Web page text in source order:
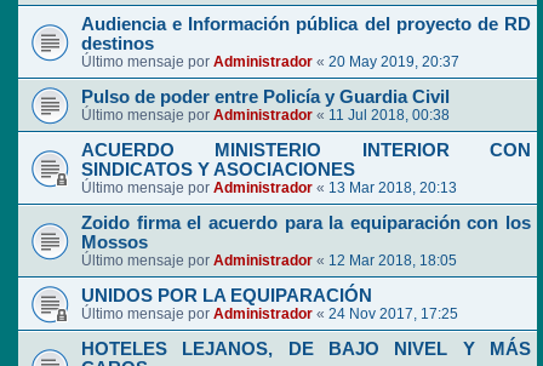
Audiencia e Información pública del proyecto de RD
destinos
Último mensaje por Administrador « 20 May 2019, 20:37
Pulso de poder entre Policía y Guardia Civil
Último mensaje por Administrador « 11 Jul 2018, 00:38
ACUERDO MINISTERIO INTERIOR CON
SINDICATOS Y ASOCIACIONES
Último mensaje por Administrador « 13 Mar 2018, 20:13
Zoido firma el acuerdo para la equiparación con los
Mossos
Último mensaje por Administrador « 12 Mar 2018, 18:05
UNIDOS POR LA EQUIPARACIÓN
Último mensaje por Administrador « 24 Nov 2017, 17:25
HOTELES LEJANOS, DE BAJO NIVEL Y MÁS